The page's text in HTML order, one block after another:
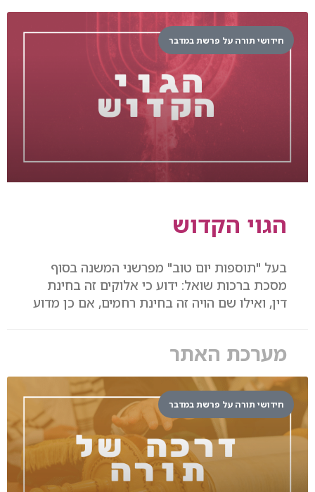
חידושי תורה על פרשת במדבר
הגוי הקדוש
בעל "תוספות יום טוב" מפרשני המשנה בסוף
מסכת ברכות שואל: ידוע כי אלוקים זה בחינת
דין, ואילו שם הויה זה בחינת רחמים, אם כן מדוע
מערכת האתר
חידושי תורה על פרשת במדבר